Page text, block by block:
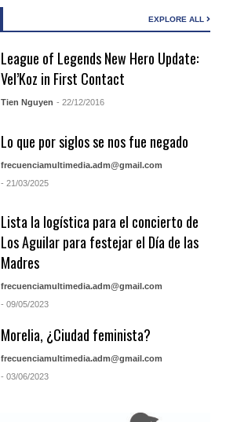
EXPLORE ALL
League of Legends New Hero Update:
Vel’Koz in First Contact
Tien Nguyen - 22/12/2016
Lo que por siglos se nos fue negado
frecuenciamultimedia.adm@gmail.com
- 21/03/2025
Lista la logística para el concierto de
Los Aguilar para festejar el Día de las
Madres
frecuenciamultimedia.adm@gmail.com
- 09/05/2023
Morelia, ¿Ciudad feminista?
frecuenciamultimedia.adm@gmail.com
- 03/06/2023